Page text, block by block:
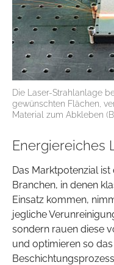
Die Laser-Strahlanlage
gewünschten Flächen,
Material zum Abkleben
Energiereiches
Das Marktpotenzial
Branchen, in denen
Einsatz kommen,
jegliche
sondern rauen diese
und optimieren so